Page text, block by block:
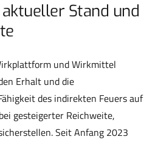
Stand und
und Wirkmittel
Erhalt und die
des indirekten Feuers auf
gesteigerter Reichweite,
Seit Anfang 2023